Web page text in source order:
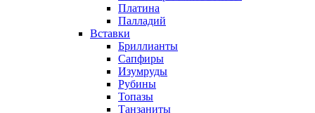
Платина
Палладий
Вставки
Бриллианты
Сапфиры
Изумруды
Рубины
Топазы
Танзаниты